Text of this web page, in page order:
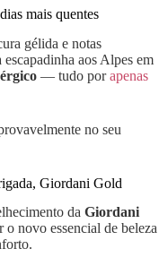
mais quentes
gélida e notas
aos Alpes em
— tudo porapenas
no seu
Giordani Gold
da Giordani
o novo essencial de beleza